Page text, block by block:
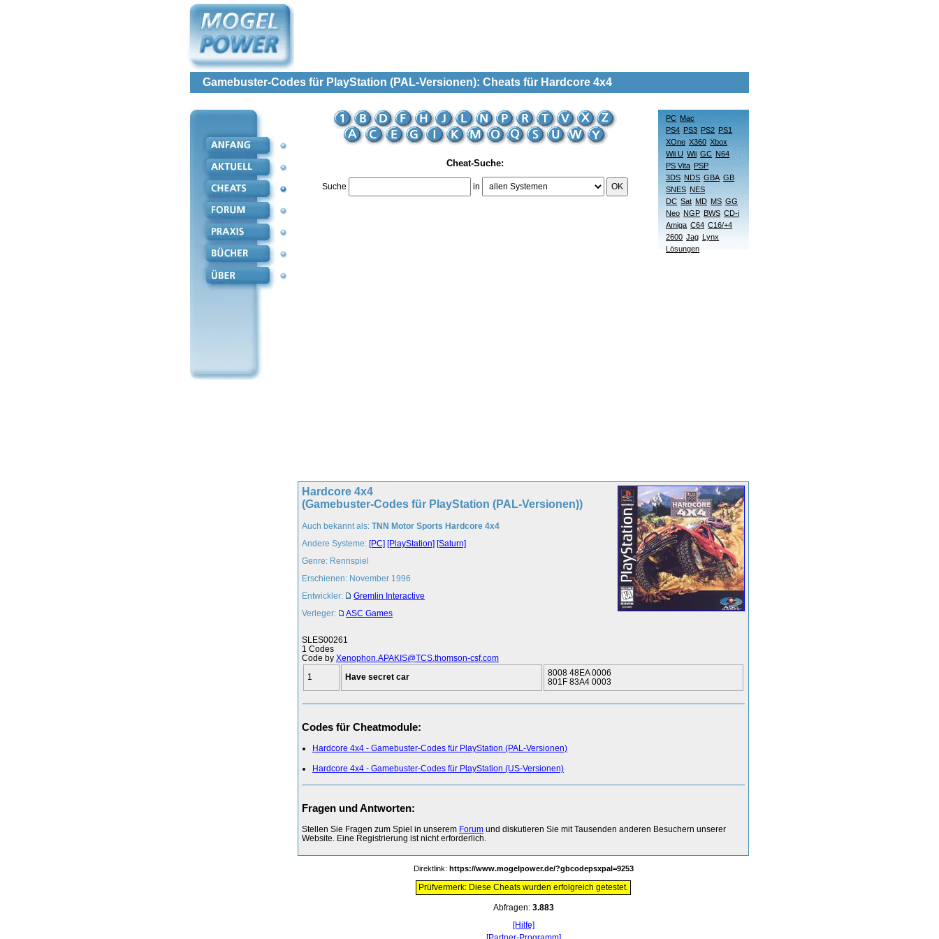
Gamebuster-Codes für PlayStation (PAL-Versionen): Cheats für Hardcore 4x4
Cheat-Suche:
Suche in OK
PC Mac
PS4 PS3 PS2 PS1
XOne X360 Xbox
Wii U Wii GC N64
PS Vita PSP
3DS NDS GBA GB
SNES NES
DC Sat MD MS GG
Neo NGP BWS CD-i
Amiga C64 C16/+4
2600 Jag Lynx
Lösungen
Hardcore 4x4
(Gamebuster-Codes für PlayStation (PAL-Versionen))
Auch bekannt als: TNN Motor Sports Hardcore 4x4
Andere Systeme: [PC] [PlayStation] [Saturn]
Genre: Rennspiel
Erschienen: November 1996
Entwickler:
Gremlin Interactive
Verleger:
ASC Games
SLES00261
1 Codes
Code by Xenophon.APAKIS@TCS.thomson-csf.com
1
Have secret car
8008 48EA 0006
801F 83A4 0003
Codes für Cheatmodule:
Hardcore 4x4 - Gamebuster-Codes für PlayStation (PAL-Versionen)
Hardcore 4x4 - Gamebuster-Codes für PlayStation (US-Versionen)
Fragen und Antworten:
Stellen Sie Fragen zum Spiel in unserem Forum und diskutieren Sie mit Tausenden anderen Besuchern unserer
Website. Eine Registrierung ist nicht erforderlich.
Direktlink: https://www.mogelpower.de/?gbcodepsxpal=9253
Prüfvermerk: Diese Cheats wurden erfolgreich getestet.
Abfragen: 3.883
[Hilfe]